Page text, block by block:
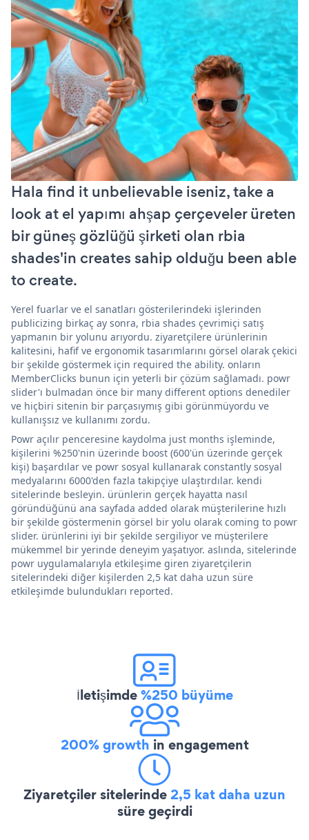
Hala find it unbelievable iseniz, take a
look at el yapımı ahşap çerçeveler üreten
bir güneş gözlüğü şirketi olan rbia
shades'in creates sahip olduğu been able
to create.
Yerel fuarlar ve el sanatları gösterilerindeki işlerinden
publicizing birkaç ay sonra, rbia shades çevrimiçi satış
yapmanın bir yolunu arıyordu. ziyaretçilere ürünlerinin
kalitesini, hafif ve ergonomik tasarımlarını görsel olarak çekici
bir şekilde göstermek için required the ability. onların
MemberClicks bunun için yeterli bir çözüm sağlamadı. powr
slider'ı bulmadan önce bir many different options denediler
ve hiçbiri sitenin bir parçasıymış gibi görünmüyordu ve
kullanışsız ve kullanımı zordu.
Powr açılır penceresine kaydolma just months işleminde,
kişilerini %250'nin üzerinde boost (600'ün üzerinde gerçek
kişi) başardılar ve powr sosyal kullanarak constantly sosyal
medyalarını 6000'den fazla takipçiye ulaştırdılar. kendi
sitelerinde besleyin. ürünlerin gerçek hayatta nasıl
göründüğünü ana sayfada added olarak müşterilerine hızlı
bir şekilde göstermenin görsel bir yolu olarak coming to powr
slider. ürünlerini iyi bir şekilde sergiliyor ve müşterilere
mükemmel bir yerinde deneyim yaşatıyor. aslında, sitelerinde
powr uygulamalarıyla etkileşime giren ziyaretçilerin
sitelerindeki diğer kişilerden 2,5 kat daha uzun süre
etkileşimde bulundukları reported.
İletişimde%250 büyüme
200% growth in engagement
Ziyaretçiler sitelerinde2,5 kat daha uzun
süre geçirdi